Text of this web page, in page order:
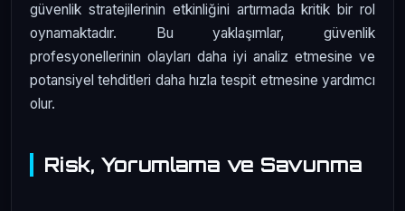
güvenlik stratejilerinin etkinliğini artırmada kritik bir rol
oynamaktadır. Bu yaklaşımlar, güvenlik
profesyonellerinin olayları daha iyi analiz etmesine ve
potansiyel tehditleri daha hızla tespit etmesine yardımcı
olur.
Risk, Yorumlama ve Savunma